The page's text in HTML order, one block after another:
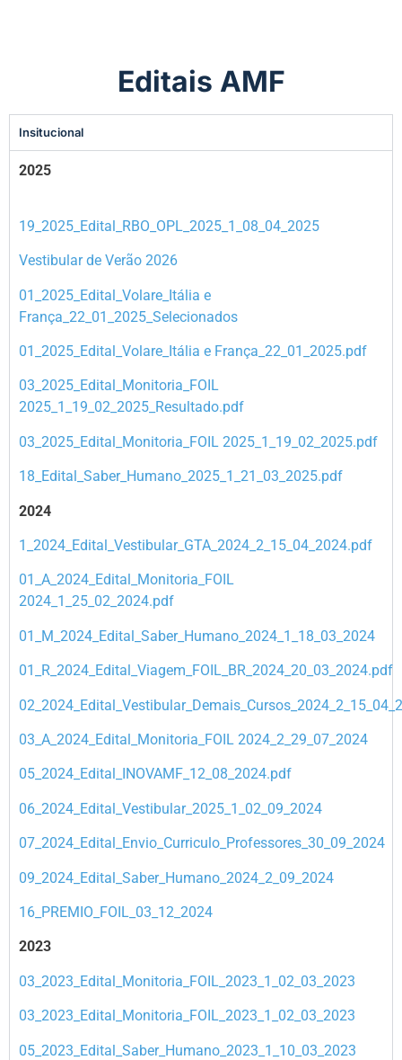
Editais AMF
Insitucional
2025
19_2025_Edital_RBO_OPL_2025_1_08_04_2025
Vestibular de Verão 2026
01_2025_Edital_Volare_Itália e
França_22_01_2025_Selecionados
01_2025_Edital_Volare_Itália e França_22_01_2025.pdf
03_2025_Edital_Monitoria_FOIL
2025_1_19_02_2025_Resultado.pdf
03_2025_Edital_Monitoria_FOIL 2025_1_19_02_2025.pdf
18_Edital_Saber_Humano_2025_1_21_03_2025.pdf
2024
1_2024_Edital_Vestibular_GTA_2024_2_15_04_2024.pdf
01_A_2024_Edital_Monitoria_FOIL
2024_1_25_02_2024.pdf
01_M_2024_Edital_Saber_Humano_2024_1_18_03_2024
01_R_2024_Edital_Viagem_FOIL_BR_2024_20_03_2024.pdf
03_A_2024_Edital_Monitoria_FOIL 2024_2_29_07_2024
05_2024_Edital_INOVAMF_12_08_2024.pdf
06_2024_Edital_Vestibular_2025_1_02_09_2024
07_2024_Edital_Envio_Curriculo_Professores_30_09_2024
09_2024_Edital_Saber_Humano_2024_2_09_2024
16_PREMIO_FOIL_03_12_2024
2023
03_2023_Edital_Monitoria_FOIL_2023_1_02_03_2023
03_2023_Edital_Monitoria_FOIL_2023_1_02_03_2023
05_2023_Edital_Saber_Humano_2023_1_10_03_2023